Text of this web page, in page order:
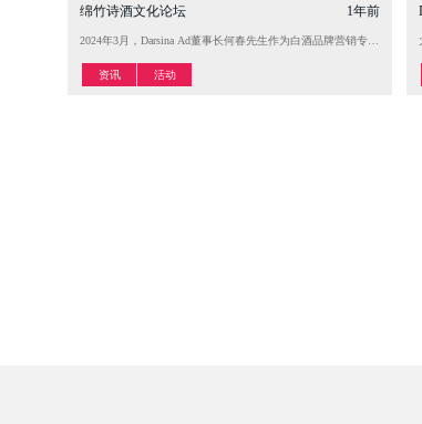
绵竹诗酒文化论坛 1年前
2024年3月，Darsina Ad董事长何春先生作为白酒品牌营销专家出席
资讯 活动